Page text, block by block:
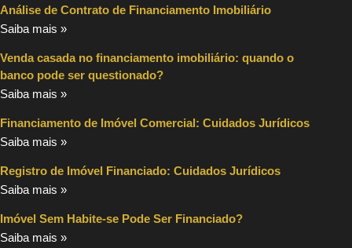
Análise de Contrato de Financiamento Imobiliário
Saiba mais »
Venda casada no financiamento imobiliário: quando o
banco pode ser questionado?
Saiba mais »
Financiamento de Imóvel Comercial: Cuidados Jurídicos
Saiba mais »
Registro de Imóvel Financiado: Cuidados Jurídicos
Saiba mais »
Imóvel Sem Habite-se Pode Ser Financiado?
Saiba mais »